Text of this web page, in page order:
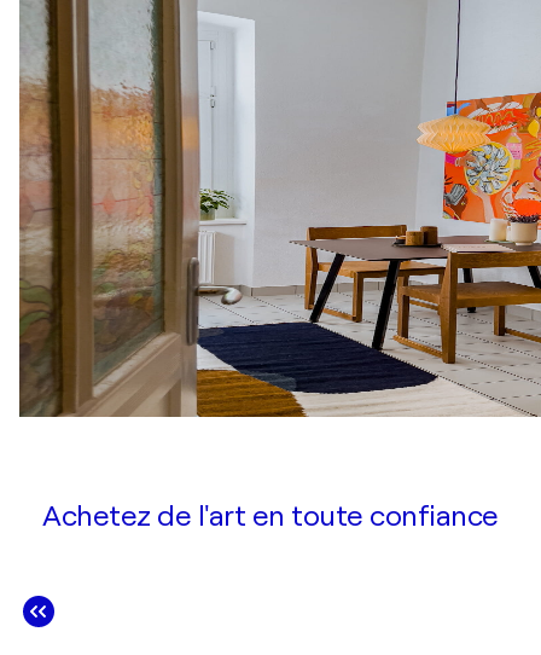
Achetez de l'art en toute confiance